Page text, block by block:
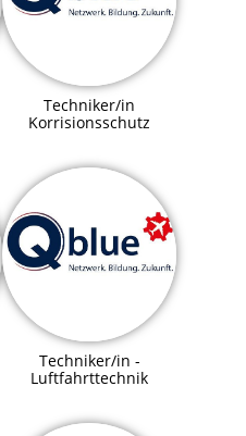
Techniker/in
Korrisionsschutz
Techniker/in -
Luftfahrttechnik